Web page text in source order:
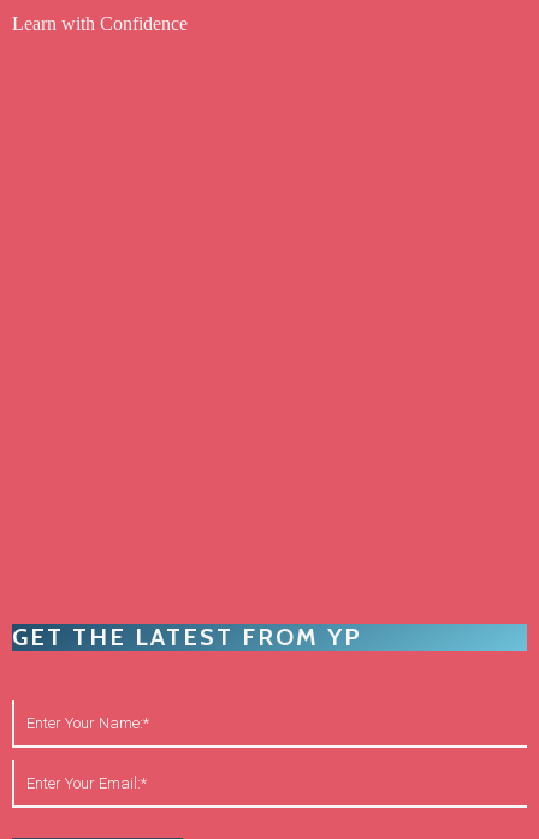
Learn with Confidence
GET THE LATEST FROM YP